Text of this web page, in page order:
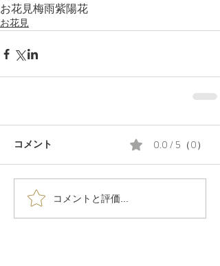
お花見梅雨紫陽花
お花見
コメント 0.0 / 5（0）
コメントと評価...